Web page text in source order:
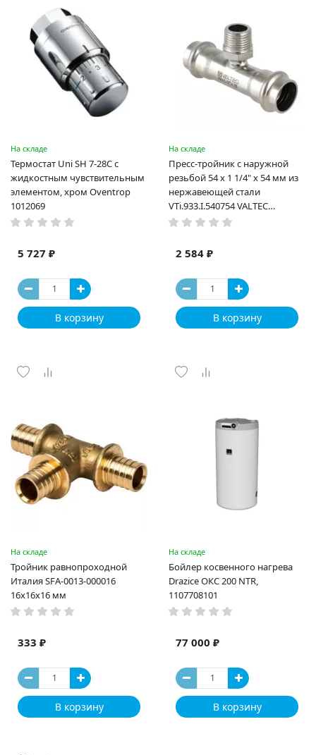
На складе
Термостат Uni SH 7-28C с
жидкостным чувствительным
элементом, хром Oventrop
1012069
5 727 ₽
В корзину
На складе
Пресс-тройник с наружной
резьбой 54 х 1 1/4" х 54 мм из
нержавеющей стали
VTi.933.I.540754 VALTEC
(ВАЛТЕК)
2 584 ₽
В корзину
На складе
Тройник равнопроходной
Италия SFA-0013-000016
16x16x16 мм
333 ₽
В корзину
На складе
Бойлер косвенного нагрева
Drazice ОКС 200 NTR,
1107708101
77 000 ₽
В корзину